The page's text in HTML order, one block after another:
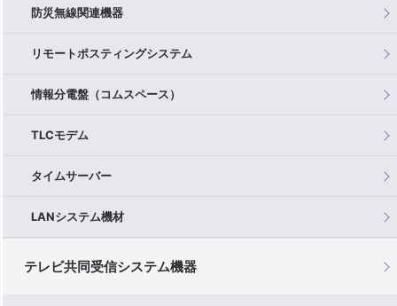
防災無線関連機器
リモートポスティングシステム
情報分電盤（コムスペース）
TLCモデム
タイムサーバー
LANシステム機材
テレビ共同受信システム機器